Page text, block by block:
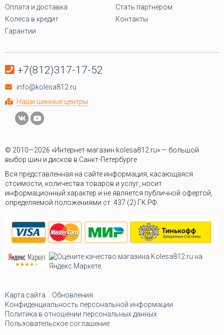
Оплата и доставка
Колеса в кредит
Гарантии
Стать партнёром
Контакты
+7(812)317-17-52
info@kolesa812.ru
Наши шинные центры
© 2010—2026 «Интернет-магазин kolesa812.ru» — большой
выбор шин и дисков в Санкт-Петербурге
Вся представленная на сайте информация, касающаяся
стоимости, количества товаров и услуг, носит
информационный характер и не является публичной офертой,
определяемой положениями ст. 437 (2) ГК РФ.
Карта сайта
Обновления
Конфиденциальность персональной информации
Политика в отношении персональных данных
Пользовательское соглашение